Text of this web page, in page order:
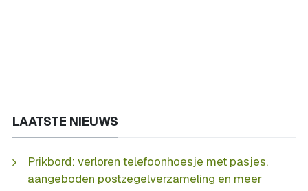
LAATSTE NIEUWS
Prikbord: verloren telefoonhoesje met pasjes,
aangeboden postzegelverzameling en meer